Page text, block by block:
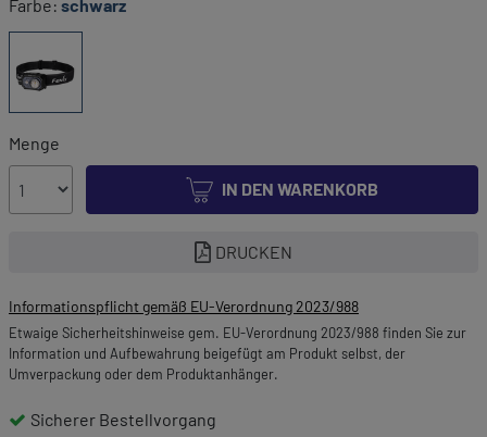
Farbe: schwarz
Menge
IN DEN WARENKORB
DRUCKEN
Informationspflicht gemäß EU-Verordnung 2023/988
Etwaige Sicherheitshinweise gem. EU-Verordnung 2023/988 finden Sie zur
Information und Aufbewahrung beigefügt am Produkt selbst, der
Umverpackung oder dem Produktanhänger.
Sicherer Bestellvorgang